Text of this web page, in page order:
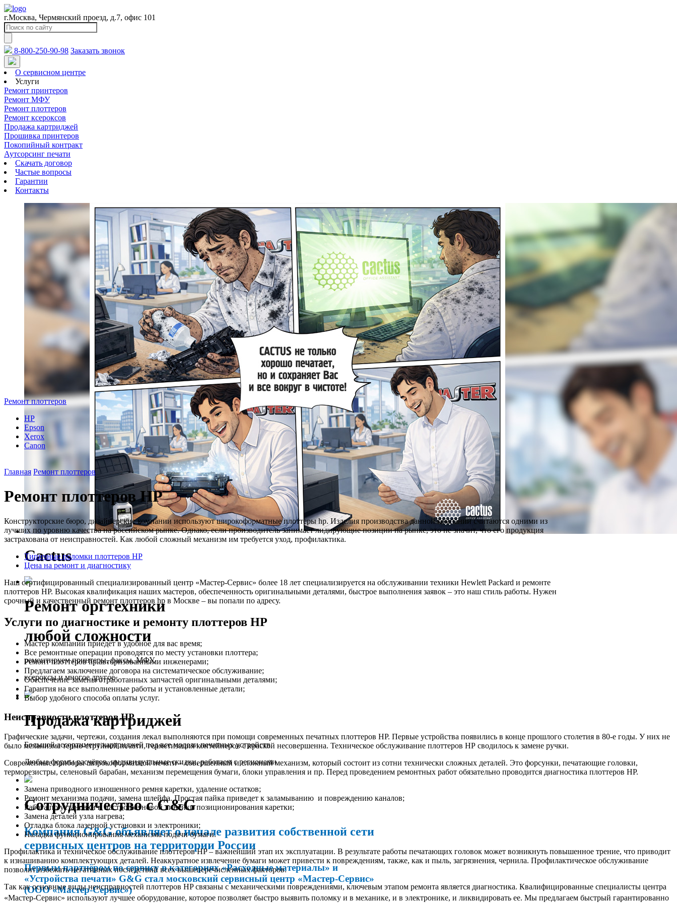
г.Москва, Чермянский проезд, д.7, офис 101
8-800-250-90-98 Заказать звонок
О сервисном центре
Услуги
Ремонт принтеров
Ремонт МФУ
Ремонт плоттеров
Ремонт ксероксов
Продажа картриджей
Прошивка принтеров
Покопийный контракт
Аутсорсинг печати
Скачать договор
Частые вопросы
Гарантии
Контакты
Cactus
Ремонт оргтехники
любой сложности
ремонтируем принтеры, факсы, МФУ,
ксероксы и многое другое
Продажа картриджей
Большой ассортимент картриджей под все модели печатных устройств
Любые формы расчётов, индивидуальные скидки, работаем с регионами
Сотрудничество с G&G
Компания G&G объявляет о начале развития собственной сети
сервисных центров на территории России
Первым партнёром по сервису в категориях «Расходные материалы» и
«Устройства печати» G&G стал московский сервисный центр «Мастер-Сервис»
(ООО «Мастер-Сервис»)
Ремонт плоттеров
HP
Epson
Xerox
Canon
Главная Ремонт плоттеров
Ремонт плоттеров HP
Конструкторские бюро, дизайнерские компании используют широкоформатные плоттеры hp. Изделия производства данной компании считаются одними из
лучших по уровню качества на российском рынке. Однако, если производитель занимает лидирующие позиции на рынке, это не значит, что его продукция
застрахована от неисправностей. Как любой сложный механизм им требуется уход, профилактика.
Типичные поломки плоттеров HP
Цена на ремонт и диагностику
Наш сертифицированный специализированный центр «Мастер-Сервис» более 18 лет специализируется на обслуживании техники Hewlett Packard и ремонте
плоттеров HP. Высокая квалификация наших мастеров, обеспеченность оригинальными деталями, быстрое выполнения заявок – это наш стиль работы. Нужен
срочный и качественный ремонт плоттеров hp в Москве – вы попали по адресу.
Услуги по диагностике и ремонту плоттеров HP
Мастер компании приедет в удобное для вас время;
Все ремонтные операции проводятся по месту установки плоттера;
Ремонт плоттеров hp авторизованными инженерами;
Предлагаем заключение договора на систематическое обслуживание;
Обеспечение замены отработанных запчастей оригинальными деталями;
Гарантия на все выполненные работы и установленные детали;
Выбор удобного способа оплаты услуг.
Неисправности плоттеров НР
Графические задачи, чертежи, создания лекал выполняются при помощи современных печатных плоттеров НР. Первые устройства появились в конце прошлого столетия в 80-е годы. У них не
было механизма термо-струйной печати, герметизация контейнеров с краской несовершенна. Техническое обслуживание плоттеров HP сводилось к замене ручки.
Современные приборы широкоформатной печати – совершенный и сложный механизм, который состоит из сотни технически сложных деталей. Это форсунки, печатающие головки,
терморезистры, селеновый барабан, механизм перемещения бумаги, блоки управления и пр. Перед проведением ремонтных работ обязательно проводится диагностика плоттеров HP.
Замена приводного изношенного ремня каретки, удаление остатков;
Ремонт механизма подачи, замена шлейфа. Простая пайка приведет к заламыванию и повреждению каналов;
Работа по установки и настройке новой линейки позиционирования каретки;
Замена деталей узла нагрева;
Отладка блока лазерной установки и электроники;
Наладка функционирования механизма подачи бумаги.
Профилактика и техническое обслуживание плоттеров HP – важнейший этап их эксплуатации. В результате работы печатающих головок может возникнуть повышенное трение, что приводит
к изнашиванию комплектующих деталей. Неаккуратное извлечение бумаги может привести к повреждениям, также, как и пыль, загрязнения, чернила. Профилактическое обслуживание
позволит избежать негативных последствий всех вышеперечисленных факторов.
Так как основные виды неисправностей плоттеров HP связаны с механическими повреждениями, ключевым этапом ремонта является диагностика. Квалифицированные специалисты центра
«Мастер-Сервис» используют лучшее оборудование, которое позволяет быстро выявить поломку и в механике, и в электронике, и ликвидировать ее. Мы предлагаем быстрый гарантированно